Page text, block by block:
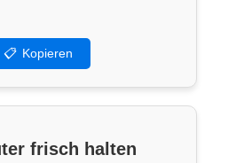
📋 Kopieren
frisch halten